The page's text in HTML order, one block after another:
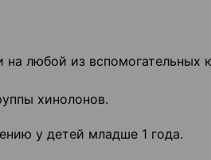
любой из вспомогательных
хинолонов.
у детей младше 1 года.